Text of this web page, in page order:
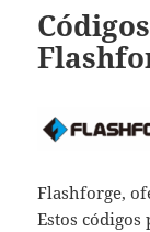
Flashforge,
Estos